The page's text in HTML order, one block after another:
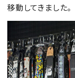
移動してきました。